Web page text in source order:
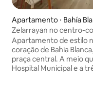
Apartamento ⋅ Bahía
Zelarrayan no centro-
amenities
Apartamento de estilo
coração de Bahia
praça central. A meio quarteirão do
Hospital Municipal e a